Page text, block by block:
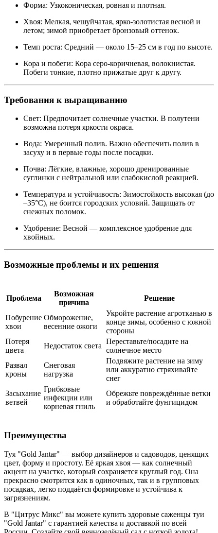
Форма: Узкоконическая, ровная и плотная.
Хвоя: Мелкая, чешуйчатая, ярко-золотистая весной и
летом; зимой приобретает бронзовый оттенок.
Темп роста: Средний — около 15–25 см в год по высоте.
Кора и побеги: Кора серо-коричневая, волокнистая.
Побеги тонкие, плотно прижатые друг к другу.
Требования к выращиванию
Свет: Предпочитает солнечные участки. В полутени
возможна потеря яркости окраса.
Вода: Умеренный полив. Важно обеспечить полив в
засуху и в первые годы после посадки.
Почва: Лёгкие, влажные, хорошо дренированные
суглинки с нейтральной или слабокислой реакцией.
Температура и устойчивость: Зимостойкость высокая (до
–35°C), не боится городских условий. Защищать от
снежных поломок.
Удобрение: Весной — комплексное удобрение для
хвойных.
Возможные проблемы и их решения
Проблема
Возможная
причина
Решение
Побурение
хвои
Обморожение,
весенние ожоги
Укройте растение агротканью в
конце зимы, особенно с южной
стороны
Потеря
цвета
Недостаток света
Переставьте/посадите на
солнечное место
Развал
кроны
Снеговая
нагрузка
Подвяжите растение на зиму
или аккуратно стряхивайте
снег
Засыхание
ветвей
Грибковые
инфекции или
корневая гниль
Обрежьте повреждённые ветки
и обработайте фунгицидом
Преимущества
Туя "Gold Jantar" — выбор дизайнеров и садоводов, ценящих
цвет, форму и простоту. Её яркая хвоя — как солнечный
акцент на участке, который сохраняется круглый год. Она
прекрасно смотрится как в одиночных, так и в групповых
посадках, легко поддаётся формировке и устойчива к
загрязнениям.
В "Цитрус Микс" вы можете купить здоровые саженцы туи
"Gold Jantar" с гарантией качества и доставкой по всей